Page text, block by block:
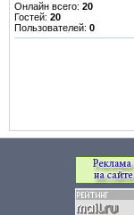
Онлайн всего: 20
Гостей: 20
Пользователей: 0